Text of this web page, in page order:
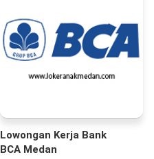
Lowongan Kerja Bank
BCA Medan